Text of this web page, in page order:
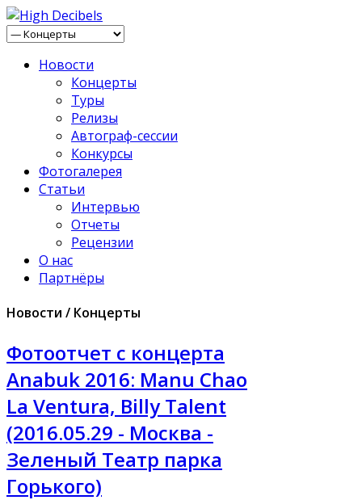
Новости
Концерты
Туры
Релизы
Автограф-сессии
Конкурсы
Фотогалерея
Статьи
Интервью
Отчеты
Рецензии
О нас
Партнёры
Новости / Концерты
Фотоотчет с концерта
Anabuk 2016: Manu Chao
La Ventura, Billy Talent
(2016.05.29 - Москва -
Зеленый Театр парка
Горького)